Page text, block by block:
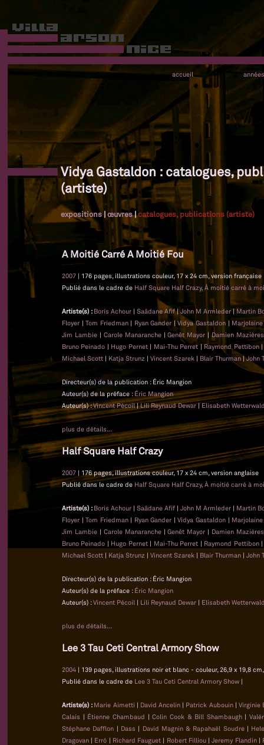
accueil années
Vidya Gastaldon : catalogues,
(artiste)
expositions|œuvres|catalogues, publications (artiste)
A Moitié Carré A Moitié Fou
2007 | 176 pages, illustrations couleur, 17 x 24 cm, version française
Publié dans le cadre de Half Square Half Crazy, À moitié carré à
Artiste(s) : Boris Achour | Saâdane Afif|John M Armleder|Martin
Floyer |Tom Friedman| Ryan Gander |Vidya Gastaldon |Marjolaine
Jim Lambie| Carole Manaranche|Genêt Mayor |Damien Mazières
Bruno Peinado | Hugo Pernet| Mai-Thu Perret|Raymond Pettibon
Michael Scott | Katja Strunz | Vincent Szarek | Blair Thurman |John
Directeur(s) de la publication : Éric Mangion
Auteur(s) de la préface : Éric Mangion
Auteur(s) :Vincent Pécoil|Lili Reynaud Dewar|Elisabeth
plus de détails...
Half Square Half Crazy
2007 | 176 pages, illustrations couleur, 17 x 24 cm, version anglaise
Publié dans le cadre de Half Square Half Crazy, À moitié carré à
Artiste(s) : Boris Achour | Saâdane Afif | John M Armleder | Martin
Floyer |Tom Friedman| Ryan Gander |Vidya Gastaldon | Marjolaine
Jim Lambie| Carole Manaranche|Genêt Mayor | Damien Mazières
Bruno Peinado | Hugo Pernet| Mai-Thu Perret | Raymond Pettibon
Michael Scott | Katja Strunz | Vincent Szarek | Blair Thurman | John
Directeur(s) de la publication : Éric Mangion
Auteur(s) de la préface : Éric Mangion
Auteur(s) :Vincent Pécoil | Lili Reynaud Dewar | Elisabeth
plus de détails...
Lee 3 Tau Ceti Central Armory Show
2004 | 139 pages, illustrations noir et blanc - couleur, 26,9 x 19,8
Publié dans le cadre de Lee 3 Tau Ceti Central Armory Show |
Artiste(s) : Marie Aimetti | David Ancelin | Patrick Aubouin| Virginie
Calais | Étienne Chambaud |Colin Cook & Bill Shambaugh|
Stéphane Dafflon | Dass | David Magnin & Rapahaël Soudre|
Dragovan | Erró | Richard Fauguet | Robert Filliou|Jeremy Flandin|